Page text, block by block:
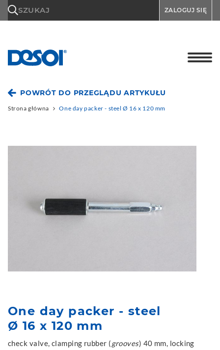
SZUKAJ ZALOGUJ SIĘ
POWRÓT DO PRZEGLĄDU ARTYKUŁU
Strona główna One day packer - steel Ø 16 x 120 mm
One day packer - steel
Ø 16 x 120 mm
check valve, clamping rubber (grooves) 40 mm, locking